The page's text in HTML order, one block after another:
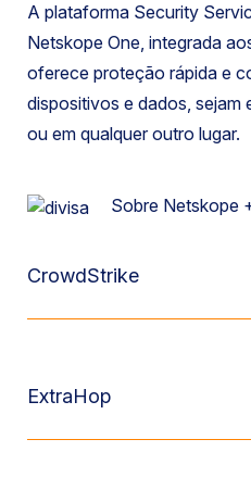
A plataforma Security
Netskope One, integrada
oferece proteção rápida e
dispositivos e dados, sejam
ou em qualquer outro lugar.
Sobre Netskope
CrowdStrike
ExtraHop